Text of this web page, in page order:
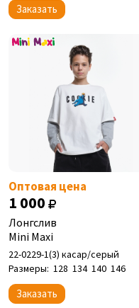
Заказать
Оптовая цена
1 000
Лонгслив
Mini Maxi
22-0229-1(3) касар/серый
Размеры: 128 134 140 146
Заказать